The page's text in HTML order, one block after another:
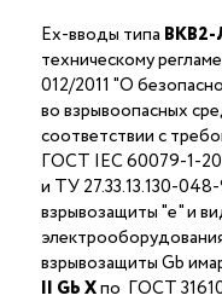
Ex-вводы типа ВКВ2-
техническому
012/2011 "О
во взрывоопасных
соответствии с
ГОСТ IEC 60079-1-
и ТУ 27.33.13.130-
взрывозащиты "е" и
взрывозащиты Gb
II Gb Xпо ГОСТ